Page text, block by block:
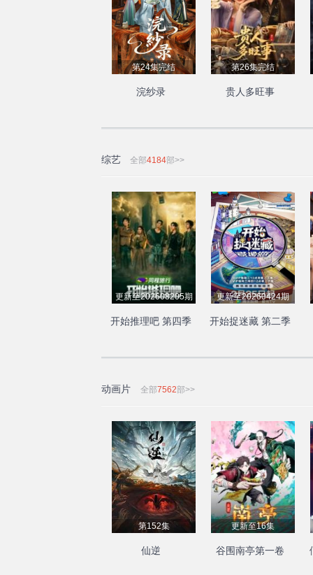
第24集完结
浣纱录
第26集完结
贵人多旺事
综艺 全部4184部>>
更新至202608205期
开始推理吧 第四季
更新至20260424期
开始捉迷藏 第二季
动画片 全部7562部>>
第152集
仙逆
更新至16集
谷围南亭第一卷